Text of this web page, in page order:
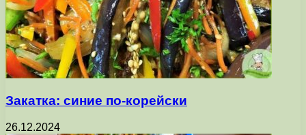
Закатка: синие по-корейски
26.12.2024